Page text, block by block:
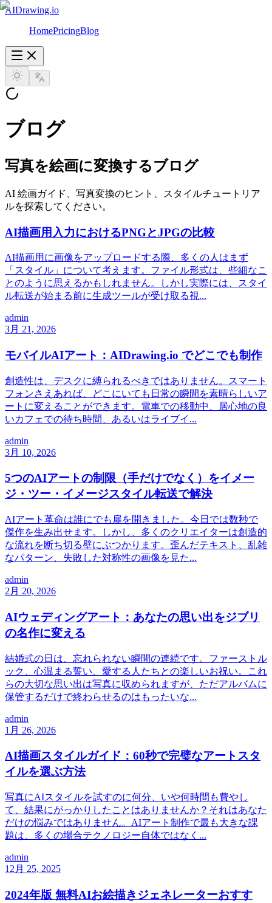
AIDrawing.io
HomePricingBlog
ブログ
写真を絵画に変換するブログ
AI 絵画ガイド、写真変換のヒント、スタイルチュートリア
ルを探索してください。
AI描画用入力におけるPNGとJPGの比較
AI描画用に画像をアップロードする際、多くの人はまず
「スタイル」について考えます。ファイル形式は、些細なこ
とのように思えるかもしれません。しかし実際には、スタイ
ル転送が始まる前に生成ツールが受け取る視...
admin
3月 21, 2026
モバイルAIアート：AIDrawing.io でどこでも制作
創造性は、デスクに縛られるべきではありません。スマート
フォンさえあれば、どこにいても日常の瞬間を素晴らしいア
ートに変えることができます。電車での移動中、居心地の良
いカフェでの待ち時間、あるいはライブイ...
admin
3月 10, 2026
5つのAIアートの制限（手だけでなく）をイメー
ジ・ツー・イメージスタイル転送で解決
AIアート革命は誰にでも扉を開きました。今日では数秒で
傑作を生み出せます。しかし、多くのクリエイターは創造的
な流れを断ち切る壁にぶつかります。歪んだテキスト、乱雑
なパターン、失敗した対称性の画像を見た...
admin
2月 20, 2026
AIウェディングアート：あなたの思い出をジブリ
の名作に変える
結婚式の日は、忘れられない瞬間の連続です。ファーストル
ック、心温まる誓い、愛する人たちとの楽しいお祝い。これ
らの大切な思い出は写真に収められますが、ただアルバムに
保管するだけで終わらせるのはもったいな...
admin
1月 26, 2026
AI描画スタイルガイド：60秒で完璧なアートスタ
イルを選ぶ方法
写真にAIスタイルを試すのに何分、いや何時間も費やし
て、結果にがっかりしたことはありませんか？それはあなた
だけの悩みではありません。AIアート制作で最も大きな課
題は、多くの場合テクノロジー自体ではなく...
admin
12月 25, 2025
2024年版 無料AIお絵描きジェネレーターおすす